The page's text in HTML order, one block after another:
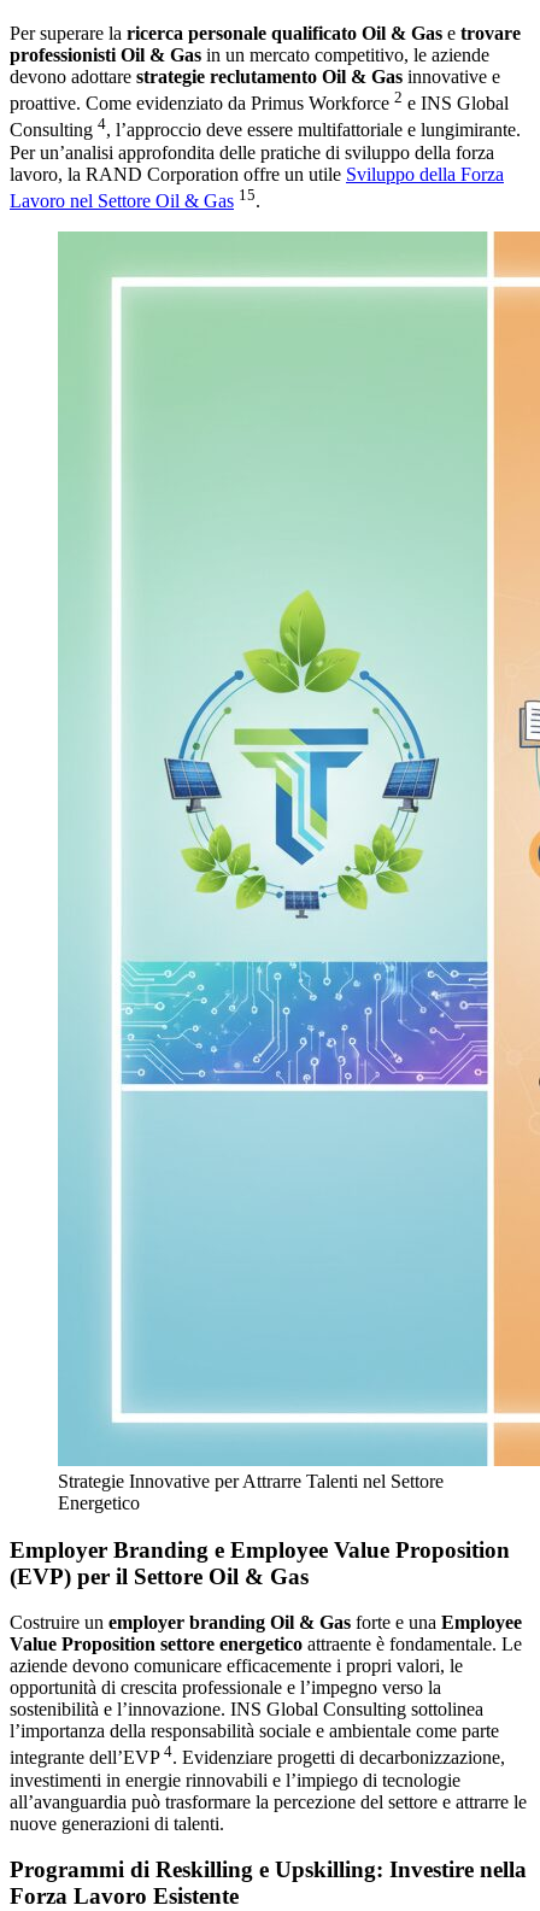
Per superare la ricerca personale qualificato Oil & Gas e trovare
professionisti Oil & Gas in un mercato competitivo, le aziende
devono adottare strategie reclutamento Oil & Gas innovative e
proattive. Come evidenziato da Primus Workforce 2 e INS Global
Consulting 4, l’approccio deve essere multifattoriale e lungimirante.
Per un’analisi approfondita delle pratiche di sviluppo della forza
lavoro, la RAND Corporation offre un utile Sviluppo della Forza
Lavoro nel Settore Oil & Gas 15.
Strategie Innovative per Attrarre Talenti nel Settore
Energetico
Employer Branding e Employee Value Proposition
(EVP) per il Settore Oil & Gas
Costruire un employer branding Oil & Gas forte e una Employee
Value Proposition settore energetico attraente è fondamentale. Le
aziende devono comunicare efficacemente i propri valori, le
opportunità di crescita professionale e l’impegno verso la
sostenibilità e l’innovazione. INS Global Consulting sottolinea
l’importanza della responsabilità sociale e ambientale come parte
integrante dell’EVP 4. Evidenziare progetti di decarbonizzazione,
investimenti in energie rinnovabili e l’impiego di tecnologie
all’avanguardia può trasformare la percezione del settore e attrarre le
nuove generazioni di talenti.
Programmi di Reskilling e Upskilling: Investire nella
Forza Lavoro Esistente